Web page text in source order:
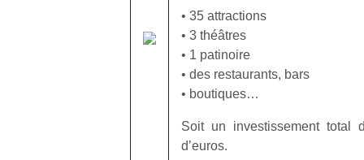
• 35 attractions
• 3 théâtres
• 1 patinoire
• des restaurants, bars
• boutiques…
Soit un investissement total
d’euros.
souvent
d’énergie.
Varier les
occupations
n’est pas
simple.
Conjuguer
l’occasion
enfants